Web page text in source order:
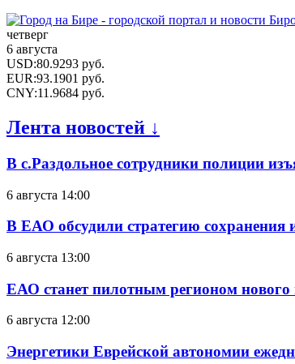
четверг
6 августа
USD:80.9293 руб.
EUR:93.1901 руб.
CNY:11.9684 руб.
Лента новостей ↓
В с.Раздольное сотрудники полиции
6 августа 14:00
В ЕАО обсудили стратегию сохранения
6 августа 13:00
ЕАО станет пилотным регионом
6 августа 12:00
Энергетики Еврейской автономии